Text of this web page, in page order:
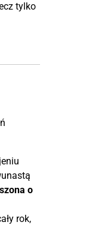
tylko
o
rok,